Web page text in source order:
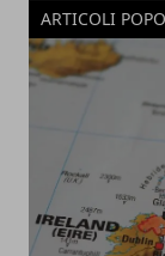
ARTICOLI